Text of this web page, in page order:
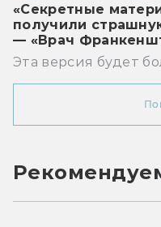
«Секретные
получили
— «Врач
Эта версия будет